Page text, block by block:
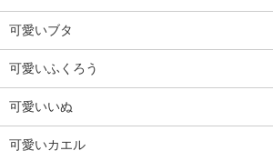
可愛いブタ
可愛いふくろう
可愛いいぬ
可愛いカエル